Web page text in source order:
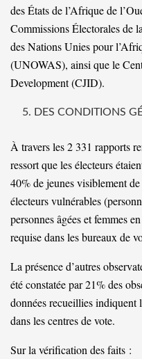
des États de l’Afrique de
Commissions Électorales
des Nations Unies pour
(UNOWAS), ainsi que le
Development (CJID).
DES CONDITIONS
À travers les 2 331 rapports
ressort que les électeurs
40% de jeunes visiblement
électeurs vulnérables
personnes âgées et femmes
requise dans les bureaux de
La présence d’autres
été constatée par 21% des
données recueillies indiquent
dans les centres de vote.
Sur la vérification des faits :